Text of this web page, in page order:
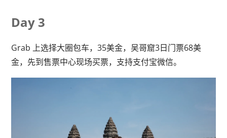
Day 3
Grab 上选择大圈包车，35美金，吴哥窟3日门票68美
金，先到售票中心现场买票，支持支付宝微信。